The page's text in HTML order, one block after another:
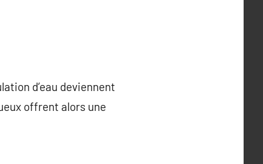
d’eau deviennent
offrent alors une